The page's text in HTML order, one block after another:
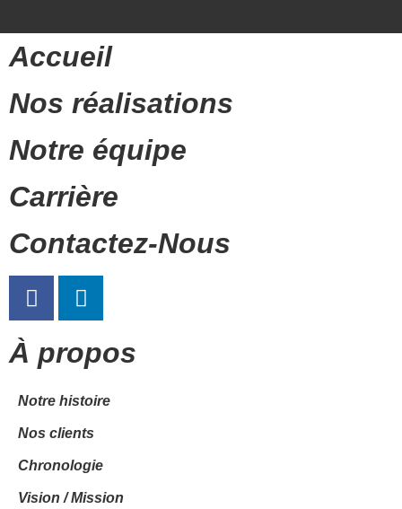
Accueil
Nos réalisations
Notre équipe
Carrière
Contactez-Nous
À propos
Notre histoire
Nos clients
Chronologie
Vision / Mission